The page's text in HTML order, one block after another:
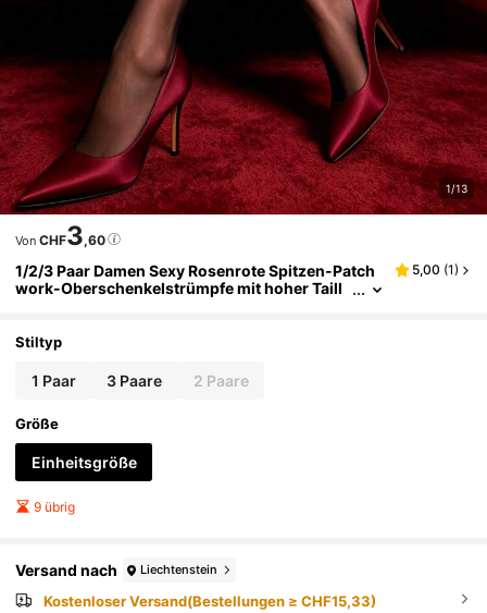
1/13
Von CHF3,60
1/2/3 Paar Damen Sexy Rosenrote Spitzen-Patch
work-Oberschenkelstrümpfe mit hoher Taill
henkelstrümpfe, geeignet für Party, Nachtclub, Va
5,00 (1)
Stiltyp
1 Paar 3 Paare 2 Paare
Größe
Einheitsgröße
9 übrig
Versand nach Liechtenstein
Kostenloser Versand(Bestellungen ≥ CHF15,33)